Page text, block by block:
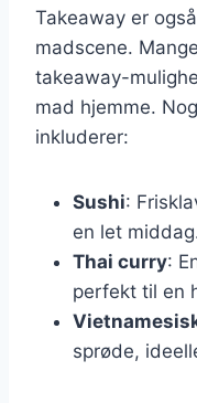
Takeaway er
madscene.
takeaway-
mad hjemme.
inkluderer:
Sushi:
en let
Thai curry:
perfekt til en
sprøde,